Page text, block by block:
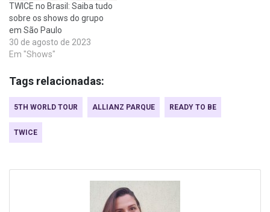
TWICE no Brasil: Saiba tudo
sobre os shows do grupo
em São Paulo
30 de agosto de 2023
Em "Shows"
Tags relacionadas:
5TH WORLD TOUR ALLIANZ PARQUE READY TO BE
TWICE